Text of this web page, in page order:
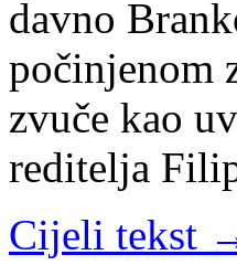
davno
počinjenom
zvuče kao
reditelja
Cijeli tekst